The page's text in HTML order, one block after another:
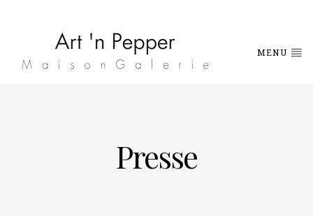
MENU
Presse